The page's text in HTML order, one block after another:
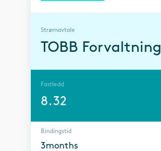
Strømavtale
TOBB Forvaltning
Fastledd
8.32
Bindingstid
3months